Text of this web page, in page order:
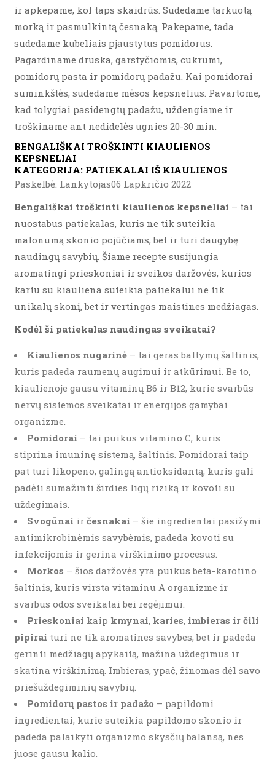
ir apkepame, kol taps skaidrūs. Sudedame tarkuotą
morką ir pasmulkintą česnaką. Pakepame, tada
sudedame kubeliais pjaustytus pomidorus.
Pagardiname druska, garstyčiomis, cukrumi,
pomidorų pasta ir pomidorų padažu. Kai pomidorai
suminkštės, sudedame mėsos kepsnelius. Pavartome,
kad tolygiai pasidengtų padažu, uždengiame ir
troškiname ant nedidelės ugnies 20-30 min.
BENGALIŠKAI TROŠKINTI KIAULIENOS
KEPSNELIAI
KATEGORIJA: PATIEKALAI IŠ KIAULIENOS
Paskelbė: Lankytojas06 Lapkričio 2022
Bengališkai troškinti kiaulienos kepsneliai – tai
nuostabus patiekalas, kuris ne tik suteikia
malonumą skonio pojūčiams, bet ir turi daugybę
naudingų savybių. Šiame recepte susijungia
aromatingi prieskoniai ir sveikos daržovės, kurios
kartu su kiauliena suteikia patiekalui ne tik
unikalų skonį, bet ir vertingas maistines medžiagas.
Kodėl ši patiekalas naudingas sveikatai?
Kiaulienos nugarinė – tai geras baltymų šaltinis,
kuris padeda raumenų augimui ir atkūrimui. Be to,
kiaulienoje gausu vitaminų B6 ir B12, kurie svarbūs
nervų sistemos sveikatai ir energijos gamybai
organizme.
Pomidorai – tai puikus vitamino C, kuris
stiprina imuninę sistemą, šaltinis. Pomidorai taip
pat turi likopeno, galingą antioksidantą, kuris gali
padėti sumažinti širdies ligų riziką ir kovoti su
uždegimais.
Svogūnai ir česnakai – šie ingredientai pasižymi
antimikrobinėmis savybėmis, padeda kovoti su
infekcijomis ir gerina virškinimo procesus.
Morkos – šios daržovės yra puikus beta-karotino
šaltinis, kuris virsta vitaminu A organizme ir
svarbus odos sveikatai bei regėjimui.
Prieskoniai kaip kmynai, karies, imbieras ir čili
pipirai turi ne tik aromatines savybes, bet ir padeda
gerinti medžiagų apykaitą, mažina uždegimus ir
skatina virškinimą. Imbieras, ypač, žinomas dėl savo
priešuždegiminių savybių.
Pomidorų pastos ir padažo – papildomi
ingredientai, kurie suteikia papildomo skonio ir
padeda palaikyti organizmo skysčių balansą, nes
juose gausu kalio.